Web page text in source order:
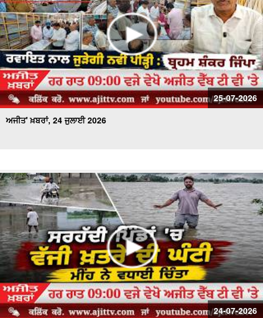
25-07-2026
ਅਜੀਤ' ਖ਼ਬਰਾਂ, 24 ਜੁਲਾਈ 2026
24-07-2026